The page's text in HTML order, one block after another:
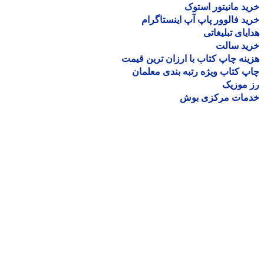
مانیتور استوک
فالوور پاپ آپ اینستاگرام
تبلیغاتی
سالت
چاپ کتاب با ارزان ترین قیمت
کتاب ویژه رتبه بندی معلمان
موزیک
مرکزی بوش